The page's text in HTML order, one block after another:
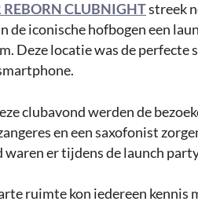
REBORN CLUBNIGHTstreek
de iconische hofbogen een
Deze locatie was de perfecte
clubavond werden de
en een saxofonist
er tijdens de launch
ruimte kon iedereen